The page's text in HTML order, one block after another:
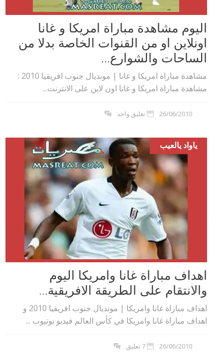
اليوم مشاهدة مباراة امريكا و غانا
اونلاين او من القنوات الخاصة بدلا من
الساحات والشوارع...
مشاهدة مباراة امريكا و غانا | مونديال جنوب افريقيا 2010 :
مشاهدة مباراة امريكا و غانا اون لاين على الانترنت...
26/06/2010 تعليق واحد
ياواد يالعيب
اهداف مباراة غانا وامريكا اليوم
والانتقام على الطريقة الافريقية...
اهداف مباراة غانا وامريكا | مونديال جنوب افريقيا 2010 و
اهداف مباراة غانا وامريكا في كأس العالم فيديو يوتيوب ...
26/06/2010 7 تعليق